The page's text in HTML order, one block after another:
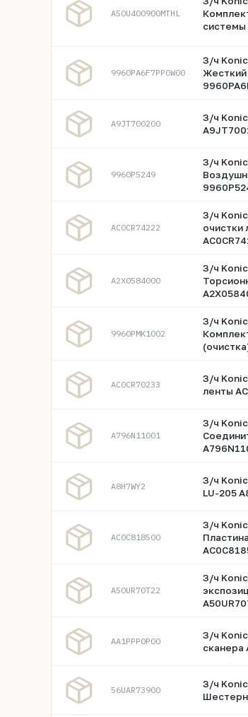
A50U400900МTHL
системы
9960PA6F7PP0W00
З/ч
Жесткий
A9JT700200
З/ч
9960P5249
З/ч
AC0CR74222
З/ч
очистки
A2X0584000
З/ч
9960PMK1002
З/ч
AC0CR70233
З/ч
ленты
A796N11001
З/ч
A8H7WY2
З/ч
LU-205
AC0C818500
З/ч
A50UR70T22
З/ч
AA1PPP0P00
З/ч
сканера
56UAR73900
З/ч